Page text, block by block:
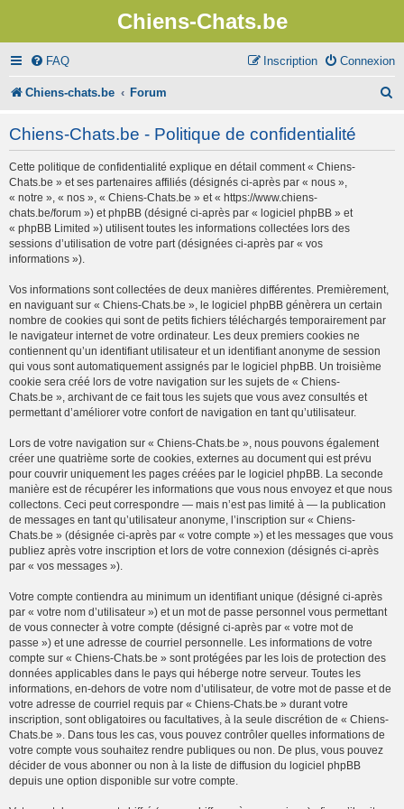
Chiens-Chats.be
FAQ Connexion
Inscription
Chiens-chats.be Forum
Chiens-Chats.be - Politique de confidentialité
Cette politique de confidentialité explique en détail comment « Chiens-
Chats.be » et ses partenaires affiliés (désignés ci-après par « nous »,
« notre », « nos », « Chiens-Chats.be » et « https://www.chiens-
chats.be/forum ») et phpBB (désigné ci-après par « logiciel phpBB » et
« phpBB Limited ») utilisent toutes les informations collectées lors des
sessions d’utilisation de votre part (désignées ci-après par « vos
informations »).
Vos informations sont collectées de deux manières différentes. Premièrement,
en naviguant sur « Chiens-Chats.be », le logiciel phpBB génèrera un certain
nombre de cookies qui sont de petits fichiers téléchargés temporairement par
le navigateur internet de votre ordinateur. Les deux premiers cookies ne
contiennent qu’un identifiant utilisateur et un identifiant anonyme de session
qui vous sont automatiquement assignés par le logiciel phpBB. Un troisième
cookie sera créé lors de votre navigation sur les sujets de « Chiens-
Chats.be », archivant de ce fait tous les sujets que vous avez consultés et
permettant d’améliorer votre confort de navigation en tant qu’utilisateur.
Lors de votre navigation sur « Chiens-Chats.be », nous pouvons également
créer une quatrième sorte de cookies, externes au document qui est prévu
pour couvrir uniquement les pages créées par le logiciel phpBB. La seconde
manière est de récupérer les informations que vous nous envoyez et que nous
collectons. Ceci peut correspondre — mais n’est pas limité à — la publication
de messages en tant qu’utilisateur anonyme, l’inscription sur « Chiens-
Chats.be » (désignée ci-après par « votre compte ») et les messages que vous
publiez après votre inscription et lors de votre connexion (désignés ci-après
par « vos messages »).
Votre compte contiendra au minimum un identifiant unique (désigné ci-après
par « votre nom d’utilisateur ») et un mot de passe personnel vous permettant
de vous connecter à votre compte (désigné ci-après par « votre mot de
passe ») et une adresse de courriel personnelle. Les informations de votre
compte sur « Chiens-Chats.be » sont protégées par les lois de protection des
données applicables dans le pays qui héberge notre serveur. Toutes les
informations, en-dehors de votre nom d’utilisateur, de votre mot de passe et de
votre adresse de courriel requis par « Chiens-Chats.be » durant votre
inscription, sont obligatoires ou facultatives, à la seule discrétion de « Chiens-
Chats.be ». Dans tous les cas, vous pouvez contrôler quelles informations de
votre compte vous souhaitez rendre publiques ou non. De plus, vous pouvez
décider de vous abonner ou non à la liste de diffusion du logiciel phpBB
depuis une option disponible sur votre compte.